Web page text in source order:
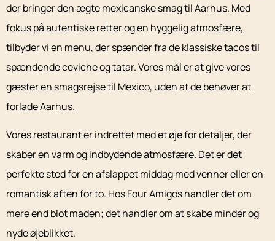
der bringer den ægte mexicanske smag til Aarhus. Med
fokus på autentiske retter og en hyggelig atmosfære,
tilbyder vi en menu, der spænder fra de klassiske tacos til
spændende ceviche og tatar. Vores mål er at give vores
gæster en smagsrejse til Mexico, uden at de behøver at
forlade Aarhus.
Vores restaurant er indrettet med et øje for detaljer, der
skaber en varm og indbydende atmosfære. Det er det
perfekte sted for en afslappet middag med venner eller en
romantisk aften for to. Hos Four Amigos handler det om
mere end blot maden; det handler om at skabe minder og
nyde øjeblikket.